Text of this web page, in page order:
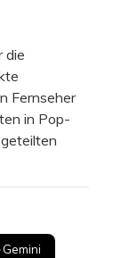
die
Fernseher
in Pop-
Gemini